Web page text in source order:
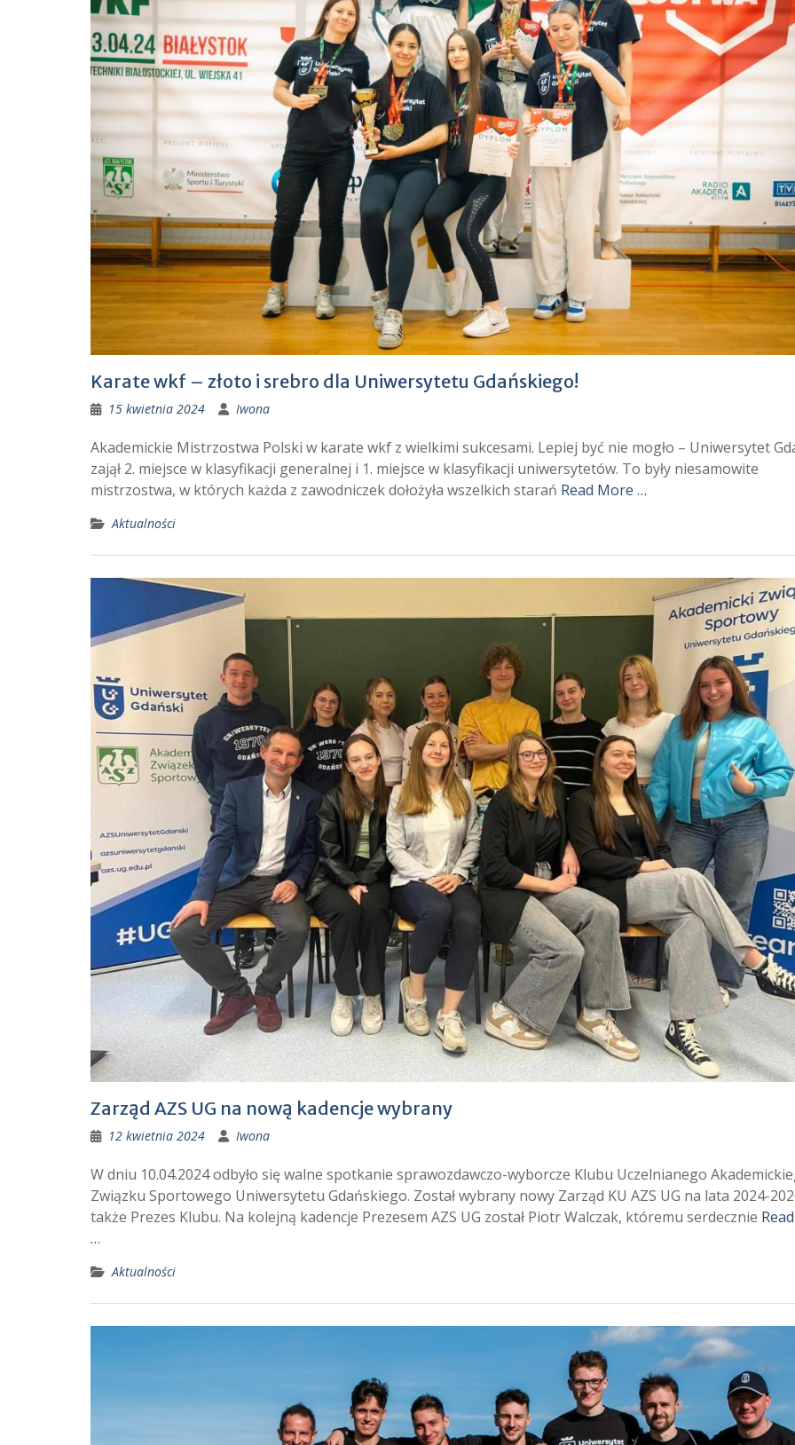
Karate wkf – złoto i srebro dla Uniwersytetu Gdańskiego!
15 kwietnia 2024 Iwona
Akademickie Mistrzostwa Polski w karate wkf z wielkimi sukcesami. Lepiej być nie mogło – Uniwersytet
zajął 2. miejsce w klasyfikacji generalnej i 1. miejsce w klasyfikacji uniwersytetów. To były niesamowite
mistrzostwa, w których każda z zawodniczek dołożyła wszelkich starań Read More …
Aktualności
Zarząd AZS UG na nową kadencje wybrany
12 kwietnia 2024 Iwona
W dniu 10.04.2024 odbyło się walne spotkanie sprawozdawczo-wyborcze Klubu Uczelnianego
Związku Sportowego Uniwersytetu Gdańskiego. Został wybrany nowy Zarząd KU AZS UG na lata 2024-
także Prezes Klubu. Na kolejną kadencje Prezesem AZS UG został Piotr Walczak, któremu serdecznie
…
Aktualności